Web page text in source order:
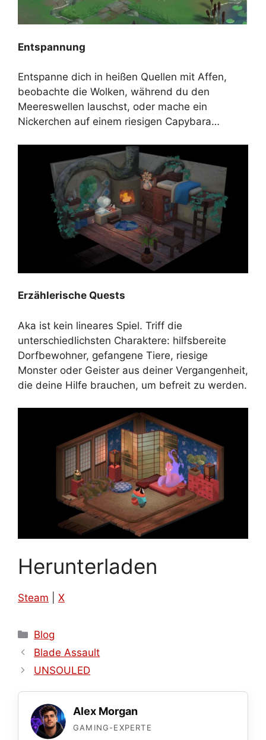
Entspannung
Entspanne dich in heißen Quellen mit Affen,
beobachte die Wolken, während du den
Meereswellen lauschst, oder mache ein
Nickerchen auf einem riesigen Capybara…
Erzählerische Quests
Aka ist kein lineares Spiel. Triff die
unterschiedlichsten Charaktere: hilfsbereite
Dorfbewohner, gefangene Tiere, riesige
Monster oder Geister aus deiner Vergangenheit,
die deine Hilfe brauchen, um befreit zu werden.
Herunterladen
Steam X
Kategorien
Blog
Blade Assault
UNSOULED
Alex Morgan
GAMING-EXPERTE